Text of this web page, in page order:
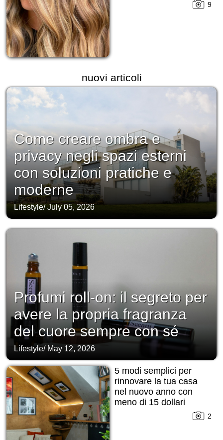
9
nuovi articoli
Come creare ombra e
privacy negli spazi esterni
con soluzioni pratiche e
moderne
Lifestyle/July 05, 2026
Profumi roll-on: il segreto per
avere la propria fragranza
del cuore sempre con sé
Lifestyle/ May 12, 2026
5 modi semplici per
rinnovare la tua casa
nel nuovo anno con
meno di 15 dollari
2